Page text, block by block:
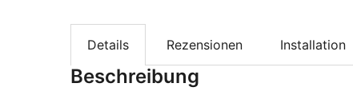
Details Rezensionen Installation
Beschreibung